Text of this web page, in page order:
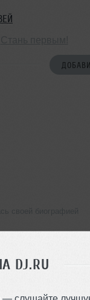
DJ.RU
— слушайте